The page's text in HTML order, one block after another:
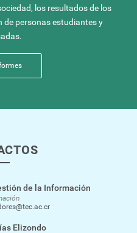
los resultados de los
de personas estudiantes y
de la Información
Elizondo